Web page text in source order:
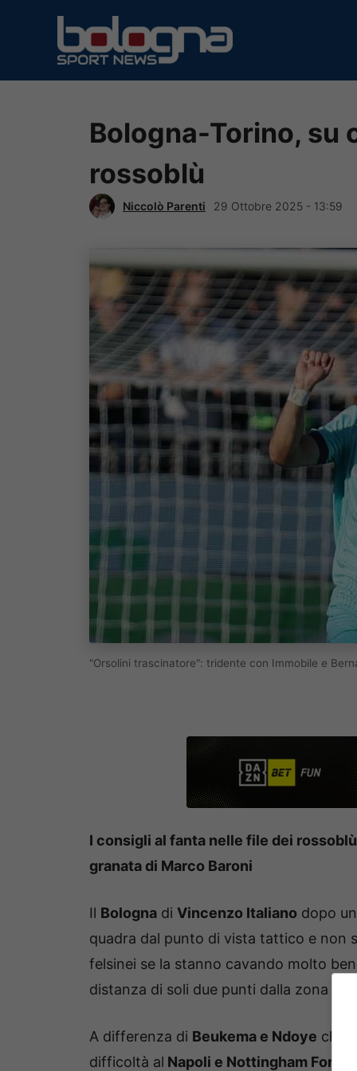
contenuto
Bologna-Torino, su
rossoblù
Niccolò Parenti 29 Ottobre 2025 - 13:59
"Orsolini trascinatore": tridente con Immobile e
I consigli al fanta nelle file dei
granata di Marco Baroni
Il Bologna di Vincenzo Italiano dopo
quadra dal punto di vista tattico e non
felsinei se la stanno cavando molto
distanza di soli due punti dalla zona
A differenza di Beukema e Ndoye che
difficoltà al Napoli e Nottingham Forest.